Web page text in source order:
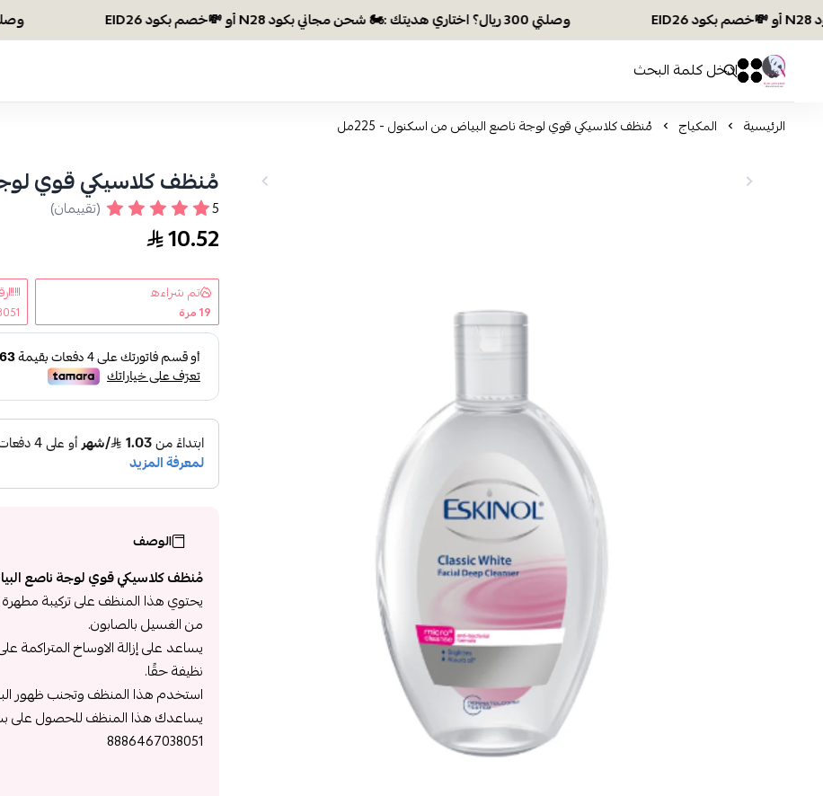
وصلتي 300 ريال؟ اختاري هديتك :🏍 شحن مجاني بكود N28 أو 💸خصم بكود EID26 وصلتي 300 ريال؟ اختاري هديتك :🏍 شحن مجاني بكود N28 أو 💸خصم بكود EID26
افكار ومخازن العناية
0 0
الرئيسية المكياج مُنظف كلاسيكي قوي لوجة ناصع البياض من اسكنول - 225مل
مُنظف كلاسيكي قوي لوجة
5 (تقييمان)
10.52
تم شراءه
19مرة
الوصف
مُنظف كلاسيكي قوي لوجة ناصع
يحتوي هذا المنظف على تركيبة مطهرة
من الغسيل بالصابون.
يساعد على إزالة الاوساخ المتراكمة
نظيفة حقًا.
استخدم هذا المنظف وتجنب ظهور
يساعدك هذا المنظف للحصول على
8886467038051